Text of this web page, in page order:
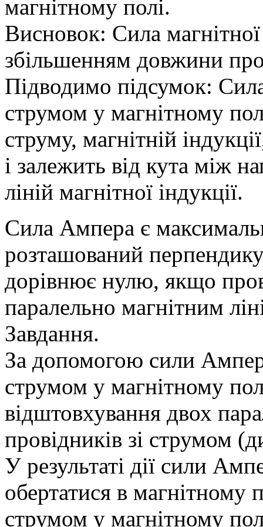
магнітному полі.
Висновок: Сила магнітної
збільшенням довжини
Підводимо підсумок:
струмом у магнітному
струму, магнітній
і залежить від кута між
ліній магнітної індукції.
Сила Ампера є
розташований
дорівнює нулю, якщо
паралельно магнітним
Завдання.
За допомогою сили
струмом у магнітному
відштовхування двох
провідників зі струмом
У результаті дії сили
обертатися в магнітному
струмом у магнітному